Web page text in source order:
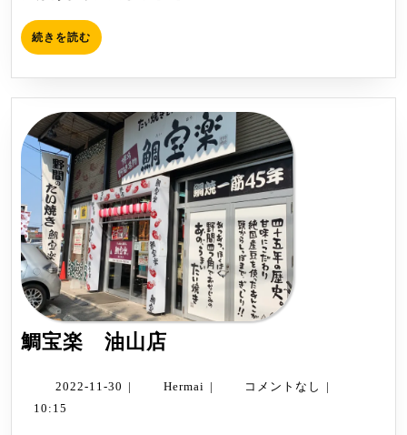
続きを読む 続
き
む
鯛宝楽 油山店
楽
2022-11-30 2022-
| Hermai Hermai
| コメントなし
|
10:15